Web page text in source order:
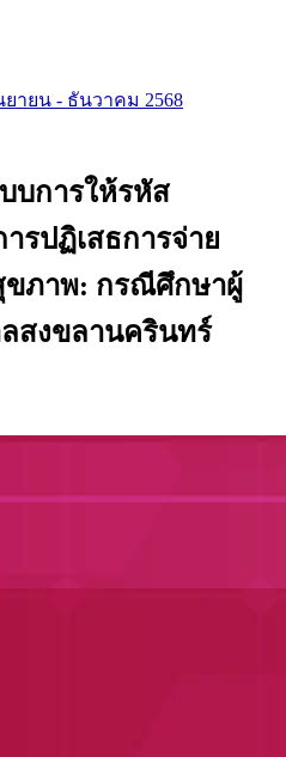
ายน - ธันวาคม 2568
บการให้รหัส
รปฏิเสธการจ่าย
ขภาพ: กรณีศึกษาผู้
สงขลานครินทร์